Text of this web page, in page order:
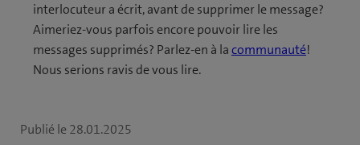
interlocuteur a écrit, avant de supprimer le message?
Aimeriez-vous parfois encore pouvoir lire les
messages supprimés? Parlez-en à lacommunauté!
Nous serions ravis de vous lire.
Publié le 28.01.2025